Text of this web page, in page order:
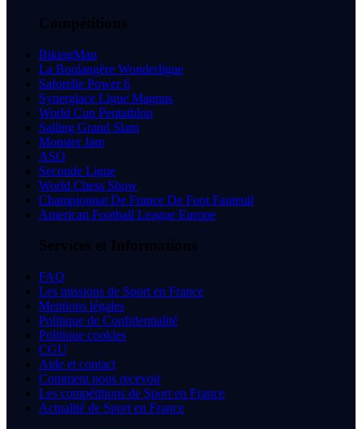
Compétitions
BikingMan
La Boulangère Wonderligue
Saforelle Power 6
Synerglace Ligue Magnus
World Cup Pentathlon
Sailing Grand Slam
Monster Jam
ASO
Seconde Ligue
World Chess Show
Championnat De France De Foot Fauteuil
American Football League Europe
Services et Informations
FAQ
Les missions de Sport en France
Mentions légales
Politique de Confidentialité
Politique cookies
CGU
Aide et contact
Comment nous recevoir
Les compétitions de Sport en France
Actualité de Sport en France